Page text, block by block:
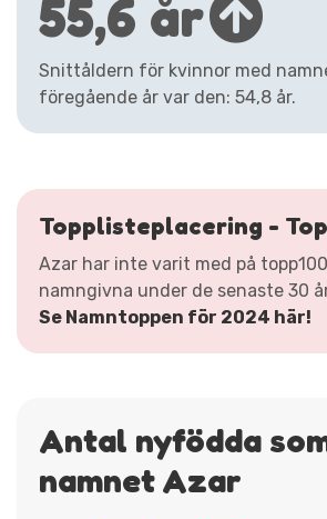
55,6 år
Snittåldern för kvinnor med
föregående år var den: 54,8 år.
Topplisteplacering -
Azar har inte varit med på
namngivna under de senaste 30
Se Namntoppen för 2024 här!
Antal nyfödda
namnet Azar